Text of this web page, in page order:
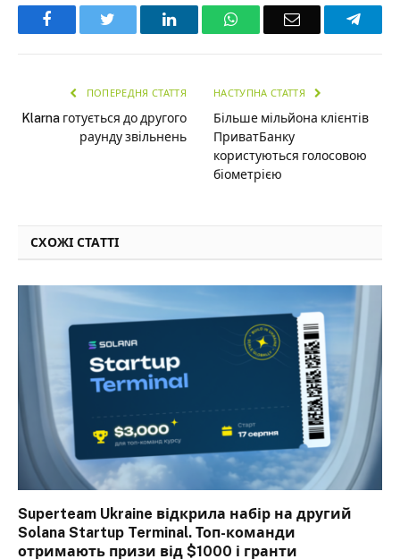
Facebook LinkedInWhatsAppEmail
ПОПЕРЕДНЯ СТАТТЯ
Klarna готується до другого
раунду звільнень
НАСТУПНА СТАТТЯ
Більше мільйона клієнтів
ПриватБанку
користуються голосовою
біометрією
СХОЖІ СТАТТІ
Superteam Ukraine відкрила набір на другий
Solana Startup Terminal. Топ-команди
отримають призи від $1000 і гранти